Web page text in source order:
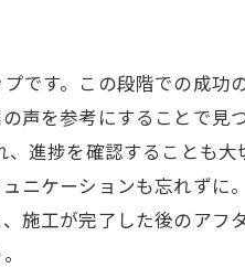
す。この段階での成功
声を参考にすることで
進捗を確認することも
ニケーションも忘れず
施工が完了した後のア